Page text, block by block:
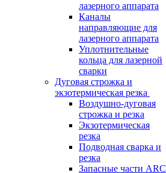
лазерного аппарата
Каналы
направляющие для
лазерного аппарата
Уплотнительные
кольца для лазерной
сварки
Дуговая строжка и
экзотермическая резка
Воздушно-дуговая
строжка и резка
Экзотермическая
резка
Подводная сварка и
резка
Запасные части ARC